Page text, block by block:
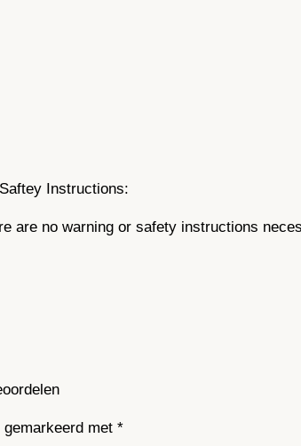
Instructions:
are no warning or safety instructions
met *